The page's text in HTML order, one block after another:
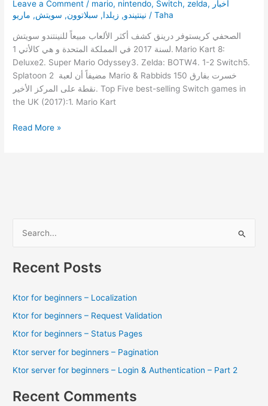
إيقافه
بالتحديثات
!
Leave a Comment / mario, nintendo, Switch,zelda, أخبار
نينتيندو, زيلدا, سبلاتوون, سويتش, ماريو /Taha
الصحفي كريستوفر درينق كشف أكثر الألعاب مبيعاً للنينتندو سويتش
لسنة 2017 في المملكة المتحدة و هي كالأتي 1. Mario Kart 8:
Deluxe2. Super Mario Odyssey3. Zelda: BOTW4. 1-2 Switch5.
Splatoon 2 مضيفاً أن لعبة Mario & Rabbids خسرت بفارق 150
نقطة على المركز الأخير. Top Five best-selling Switch games in
the UK (2017):1. Mario Kart
Mario
على
2017
Read More »
r
o
r
:
Recent Posts
Ktor for beginners – Localization
Ktor for beginners – Request Validation
Ktor for beginners – Status Pages
Ktor server for beginners – Pagination
Ktor server for beginners – Login & Authentication – Part 2
Recent Comments